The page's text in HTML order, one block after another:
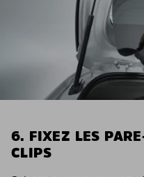
6. FIXEZ LES
CLIPS